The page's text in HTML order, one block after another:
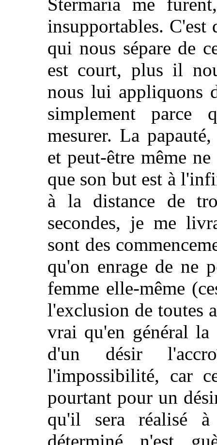
insupportables. C'est
qui nous sépare de
est court, plus il
nous lui appliquons
simplement parce
mesurer. La
et peut-être même
que son but est à
à la distance de
secondes, je me
sont des
qu'on enrage de ne
femme elle-même
l'exclusion de toutes
vrai qu'en général
d'un désir
l'impossibilité, car
pourtant pour un
qu'il sera réalisé